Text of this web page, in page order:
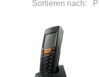
Sortieren nach: